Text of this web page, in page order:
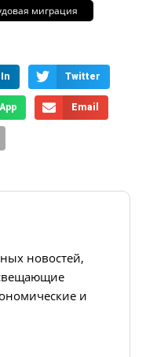
миграция
Twitter
Email
новостей,
и